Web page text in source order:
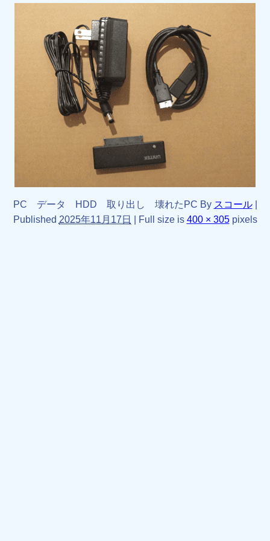
PC データ HDD 取り出し 壊れたPC By スコール
Published 2025年11月17日 Full size is 400 × 305pixels